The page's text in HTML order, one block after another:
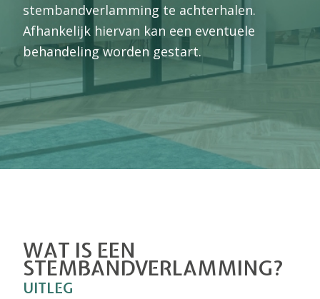
stembandverlamming te achterhalen.
Afhankelijk hiervan kan een eventuele
behandeling worden gestart.
WAT IS EEN
STEMBANDVERLAMMING?
UITLEG